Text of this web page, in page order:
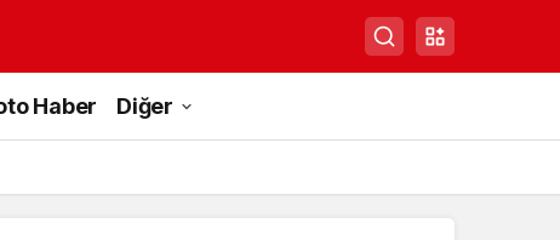
Haber Diğer